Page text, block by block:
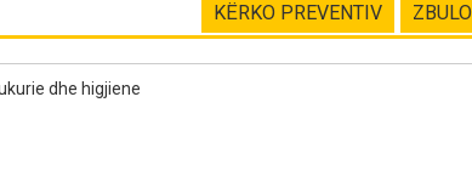
ZBULO
KËRKO PREVENTIV
dhe higjiene